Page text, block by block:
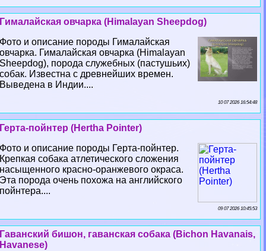
Гималайская овчарка (Himalayan Sheepdog)
Фото и описание породы Гималайская
овчарка. Гималайская овчарка (Himalayan
Sheepdog), порода служебных (пастушьих)
собак. Известна с древнейших времен.
Выведена в Индии....
10 07 2026 16:54:48
Герта-пойнтер (Hertha Pointer)
Фото и описание породы Герта-пойнтер.
Крепкая собака атлетического сложения
насыщенного красно-оранжевого окраса.
Эта порода очень похожа на английского
пойнтера....
09 07 2026 10:45:53
Гаванский бишон, гаванская собака (Bichon Havanais,
Havanese)